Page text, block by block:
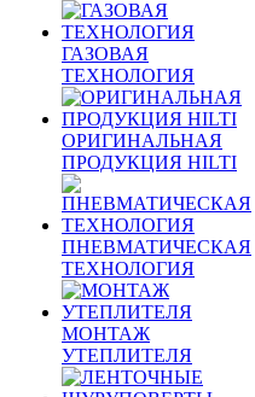
ГАЗОВАЯ
ТЕХНОЛОГИЯ
ОРИГИНАЛЬНАЯ
ПРОДУКЦИЯ HILTI
ПНЕВМАТИЧЕСКАЯ
ТЕХНОЛОГИЯ
МОНТАЖ
УТЕПЛИТЕЛЯ